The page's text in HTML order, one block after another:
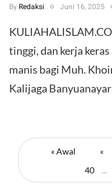
By Redaksi Juni 16, 2025
tinggi, dan kerja
manis bagi Muh.
Kalijaga
« Awal «
40
...